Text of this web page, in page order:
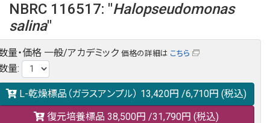
NBRC 116517: "Halopseudomonas
salina"
NBRC 116517の情報や関連データは以下のバナー(DBRP)か
らご覧ください。
日本語での検索も可能です。
量・価格 一般/アカデミック 価格の詳細は こちら
量:
L-乾燥標品（ガラスアンプル） 13,420円 /6,710円 (税込)
復元培養標品 38,500円 /31,790円 (税込)